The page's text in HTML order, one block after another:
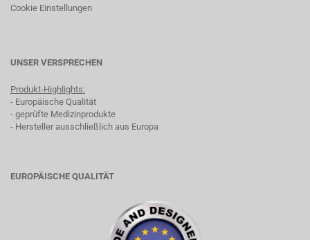
Cookie Einstellungen
UNSER VERSPRECHEN
Produkt-Highlights:
- Europäische Qualität
- geprüfte Medizinprodukte
- Hersteller ausschließlich aus Europa
EUROPÄISCHE QUALITÄT